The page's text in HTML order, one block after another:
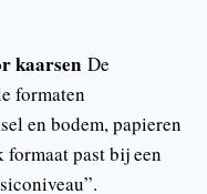
kaarsen De
formaten
en bodem, papieren
formaat past bij een